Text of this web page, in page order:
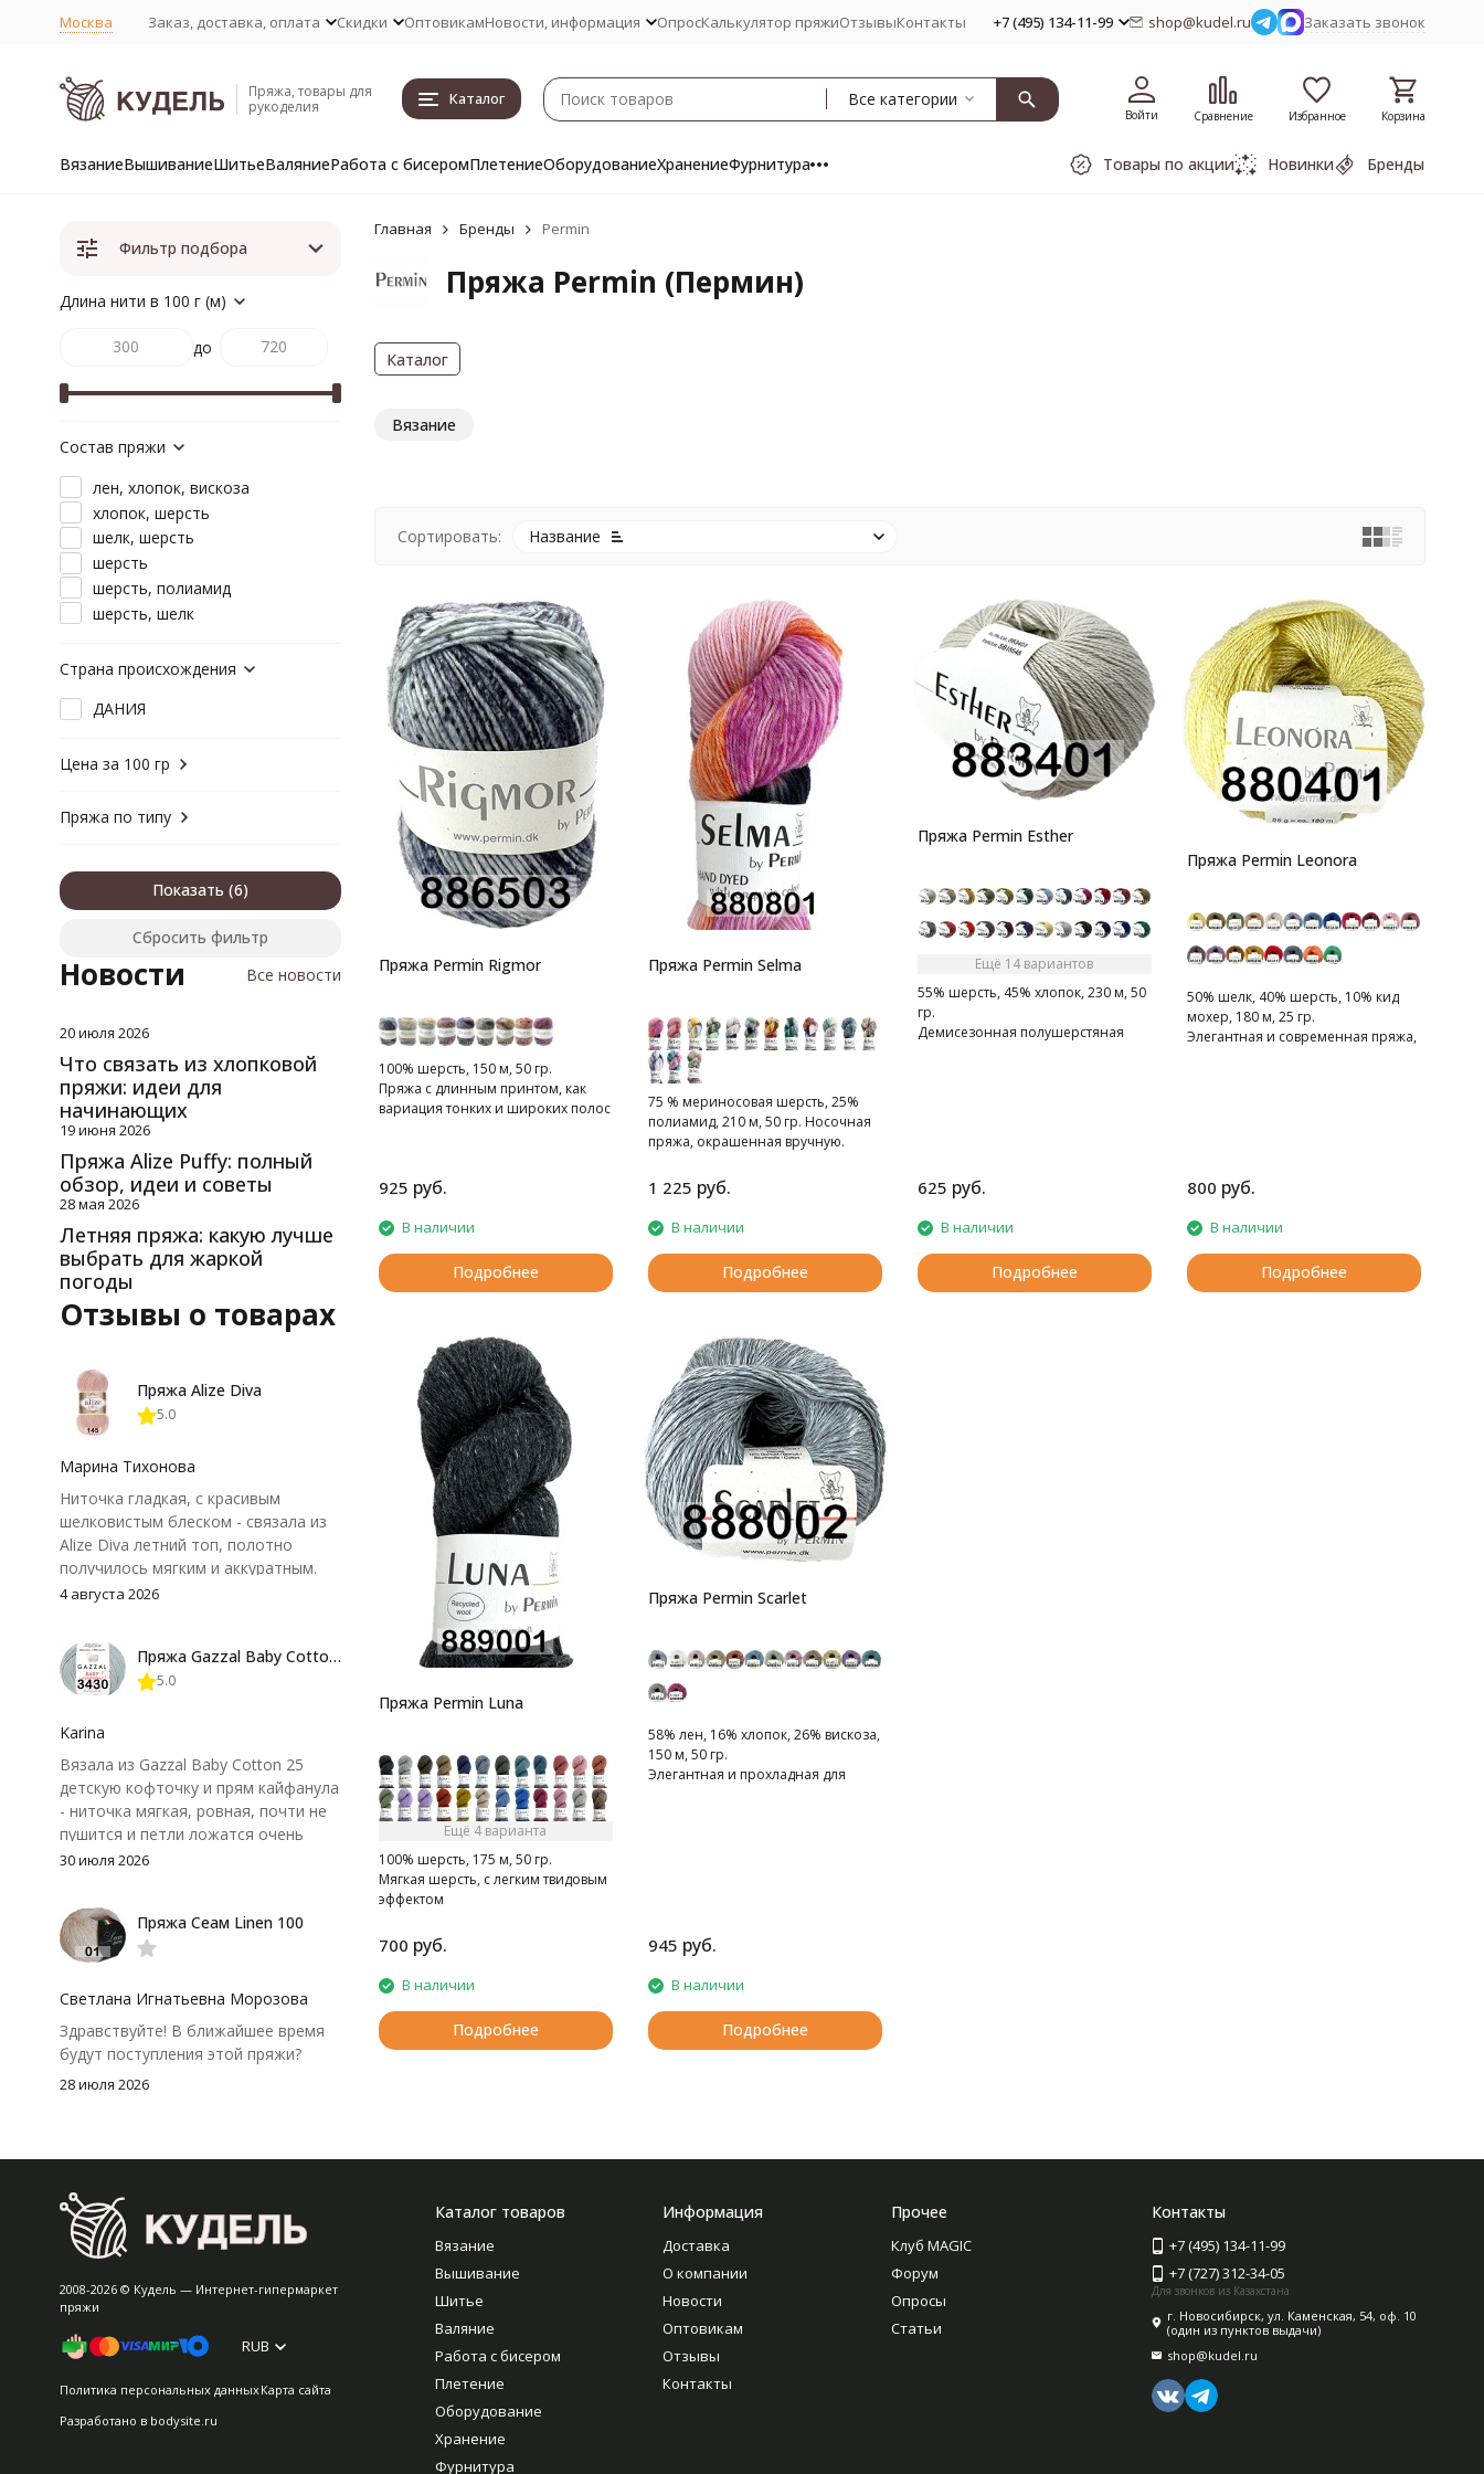
Москва Заказ, доставка, оплата Скидки ОптовикамНовости, информация ОпросКалькулятор пряжиОтзывыКонтакты +7 (495) 134-11-99 shop@kudel.ru Заказать звонок
Пряжа, товары для
рукоделия
Каталог Все категории
Войти Сравнение Избранное Корзина
ВязаниеВышиваниеШитьеВаляниеРабота с бисеромПлетениеОборудованиеХранениеФурнитура Товары по акции Новинки Бренды
Главная Бренды Permin
Пряжа Permin (Пермин)
Каталог
Вязание
Сортировать: Название
Пряжа Permin Rigmor
100% шерсть, 150 м, 50 гр.
Пряжа с длинным принтом, как
вариация тонких и широких полос
925 руб.
В наличии
Подробнее
Пряжа Permin Selma
75 % мериносовая шерсть, 25%
полиамид, 210 м, 50 гр. Носочная
пряжа, окрашенная вручную.
1 225 руб.
В наличии
Подробнее
Пряжа Permin Esther
Ещё 14 вариантов
55% шерсть, 45% хлопок, 230 м, 50
гр.
Демисезонная полушерстяная
625 руб.
В наличии
Подробнее
Пряжа Permin Leonora
50% шелк, 40% шерсть, 10% кид
мохер, 180 м, 25 гр.
Элегантная и современная пряжа,
800 руб.
В наличии
Подробнее
Пряжа Permin Luna
Ещё 4 варианта
100% шерсть, 175 м, 50 гр.
Мягкая шерсть, с легким твидовым
эффектом
700 руб.
В наличии
Подробнее
Пряжа Permin Scarlet
58% лен, 16% хлопок, 26% вискоза,
150 м, 50 гр.
Элегантная и прохладная для
945 руб.
В наличии
Подробнее
Фильтр подбора
Длина нити в 100 г (м)
до
Состав пряжи
лен, хлопок, вискоза
хлопок, шерсть
шелк, шерсть
шерсть
шерсть, полиамид
шерсть, шелк
Страна происхождения
ДАНИЯ
Цена за 100 гр
Пряжа по типу
Показать
Сбросить фильтр
Новости Все новости
20 июля 2026
Что связать из хлопковой
пряжи: идеи для
начинающих
19 июня 2026
Пряжа Alize Puffy: полный
обзор, идеи и советы
28 мая 2026
Летняя пряжа: какую лучше
выбрать для жаркой
погоды
Отзывы о товарах
Пряжа Alize Diva
5.0
Марина Тихонова
Ниточка гладкая, с красивым
шелковистым блеском - связала из
Alize Diva летний топ, полотно
получилось мягким и аккуратным.
Петли хорошо видны, вяжется
нюанс - пряжа немного скользит и
иногда расслаивается, пришлось
крючок поудобнее.
4 августа 2026
Пряжа Gazzal Baby Cotton 25
5.0
Karina
Вязала из Gazzal Baby Cotton 25
детскую кофточку и прям кайфанула
- ниточка мягкая, ровная, почти не
пушится и петли ложатся очень
аккуратно. После стирки полотно
потеряло, цвет тоже не стал
тусклее. Единственный нюанс -
моточки маленькие, расход лучше
чуть-чуть не хватило))
30 июля 2026
Пряжа Сеам Linen 100
Светлана Игнатьевна Морозова
Здравствуйте! В ближайшее время
будут поступления этой пряжи?
28 июля 2026
2008-2026 © Кудель — Интернет-гипермаркет
пряжи
RUB
Политика персональных данныхКарта сайта
Разработано в bodysite.ru
Каталог товаров
Вязание
Вышивание
Шитье
Валяние
Работа с бисером
Плетение
Оборудование
Хранение
Фурнитура
Информация
Доставка
О компании
Новости
Оптовикам
Отзывы
Контакты
Прочее
Клуб MAGIC
Форум
Опросы
Статьи
Контакты
+7 (495) 134-11-99
+7 (727) 312-34-05
Для звонков из Казахстана
г. Новосибирск, ул. Каменская, 54, оф. 10
(один из пунктов выдачи)
shop@kudel.ru